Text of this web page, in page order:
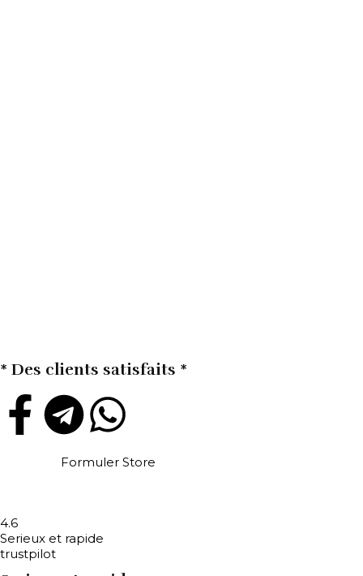
* Des clients satisfaits *
Formuler Store
4.6
Serieux et rapide
trustpilot